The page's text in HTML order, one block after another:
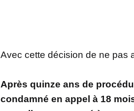
Avec cette décision de ne pas
Après quinze ans de
condamné en appel à 18